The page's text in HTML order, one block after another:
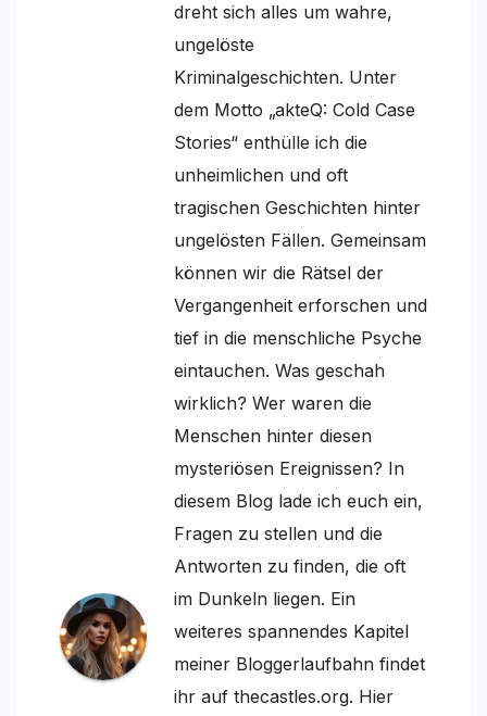
dreht sich alles um wahre,
ungelöste
Kriminalgeschichten. Unter
dem Motto „akteQ: Cold Case
Stories“ enthülle ich die
unheimlichen und oft
tragischen Geschichten hinter
ungelösten Fällen. Gemeinsam
können wir die Rätsel der
Vergangenheit erforschen und
tief in die menschliche Psyche
eintauchen. Was geschah
wirklich? Wer waren die
Menschen hinter diesen
mysteriösen Ereignissen? In
diesem Blog lade ich euch ein,
Fragen zu stellen und die
Antworten zu finden, die oft
im Dunkeln liegen. Ein
weiteres spannendes Kapitel
meiner Bloggerlaufbahn findet
ihr auf thecastles.org. Hier